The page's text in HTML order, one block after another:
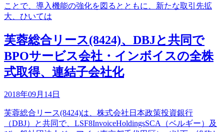
ことで、導入機能の強化を図るとともに、新たな取引先拡
大、ひいては
芙蓉総合リース(8424)、DBJと共同で
BPOサービス会社・インボイスの全株
式取得、連結子会社化
2018年09月14日
芙蓉総合リース(8424)は、株式会社日本政策投資銀行
（DBJ）と共同で、LSF8InvoiceHoldingsSCA（ベルギー）及